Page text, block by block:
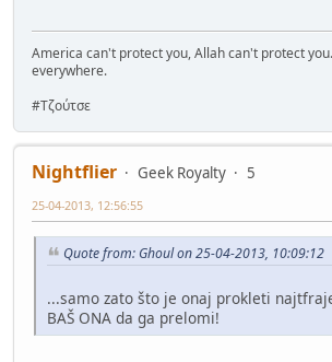
America can't protect you, Allah can't protect
everywhere.
#Τζούτσε
Nightflier Geek Royalty
5
25-04-2013, 12:56:55
Quote from: Ghoul on 25-04-2013, 10:09:12
...samo zato što je onaj prokleti
BAŠ ONA da ga prelomi!